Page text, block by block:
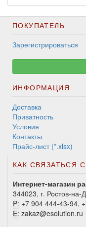
ПОКУПАТЕЛЬ
Зарегистрироваться
ИНФОРМАЦИЯ
Доставка
Приватность
Условия
Контакты
Прайс-лист (*.xlsx)
КАК СВЯЗАТЬСЯ
Интернет-магазин
344023, г. Ростов-
P: +7 904 444-43-94,
E: zakaz@esolution.ru